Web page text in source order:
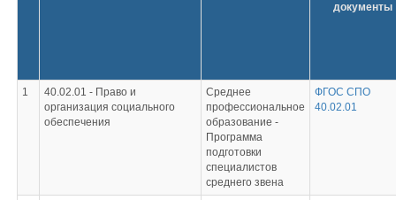
документы
1 40.02.01 - Право и
организация социального
обеспечения
Среднее
профессиональное
образование -
Программа
подготовки
специалистов
среднего звена
ФГОС СПО
40.02.01